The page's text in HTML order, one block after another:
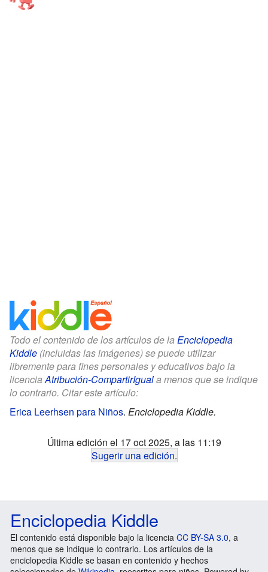
Todo el contenido de los artículos de la Enciclopedia
Kiddle (incluidas las imágenes) se puede utilizar
libremente para fines personales y educativos bajo la
licenciaAtribución-CompartirIguala menos que se indique
lo contrario. Citar este artículo:
Erica Leerhsen para Niños. Enciclopedia Kiddle.
Última edición el 17 oct 2025, a las 11:19
Sugerir una edición.
Enciclopedia Kiddle
El contenido está disponible bajo la licencia CC BY-SA 3.0, a
menos que se indique lo contrario. Los artículos de la
enciclopedia Kiddle se basan en contenido y hechos